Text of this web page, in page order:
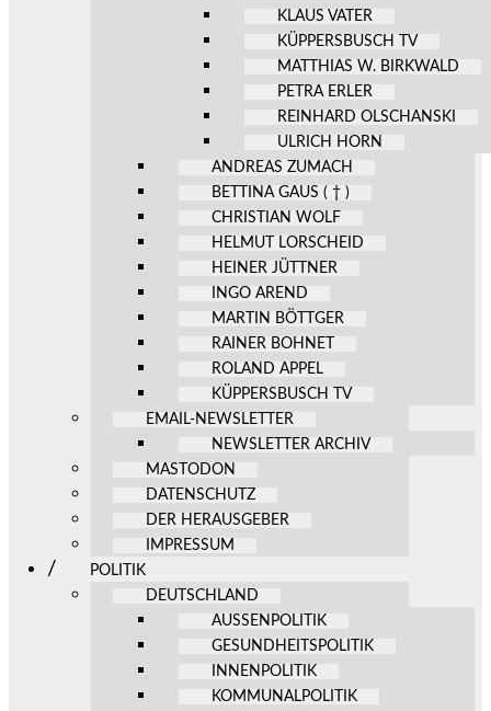
KLAUS VATER
KÜPPERSBUSCH TV
MATTHIAS W. BIRKWALD
PETRA ERLER
REINHARD OLSCHANSKI
ULRICH HORN
ANDREAS ZUMACH
BETTINA GAUS ( † )
CHRISTIAN WOLF
HELMUT LORSCHEID
HEINER JÜTTNER
INGO AREND
MARTIN BÖTTGER
RAINER BOHNET
ROLAND APPEL
KÜPPERSBUSCH TV
EMAIL-NEWSLETTER
NEWSLETTER ARCHIV
MASTODON
DATENSCHUTZ
DER HERAUSGEBER
IMPRESSUM
POLITIK
DEUTSCHLAND
AUSSENPOLITIK
GESUNDHEITSPOLITIK
INNENPOLITIK
KOMMUNALPOLITIK